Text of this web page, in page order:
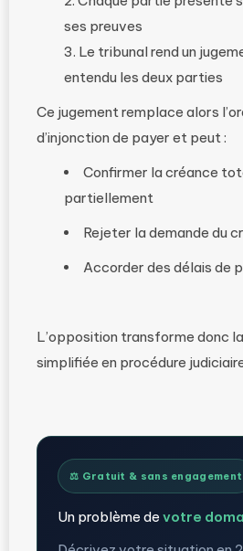
ses preuves
Le tribunal rend un
entendu les deux parties
Ce jugement remplace alors
d’injonction de payer et peut :
Confirmer la créance
partiellement
Rejeter la demande du
Accorder des délais de
L’opposition transforme donc
simplifiée en procédure
⚖️ Gratuit & sans engagement
Un problème de votre